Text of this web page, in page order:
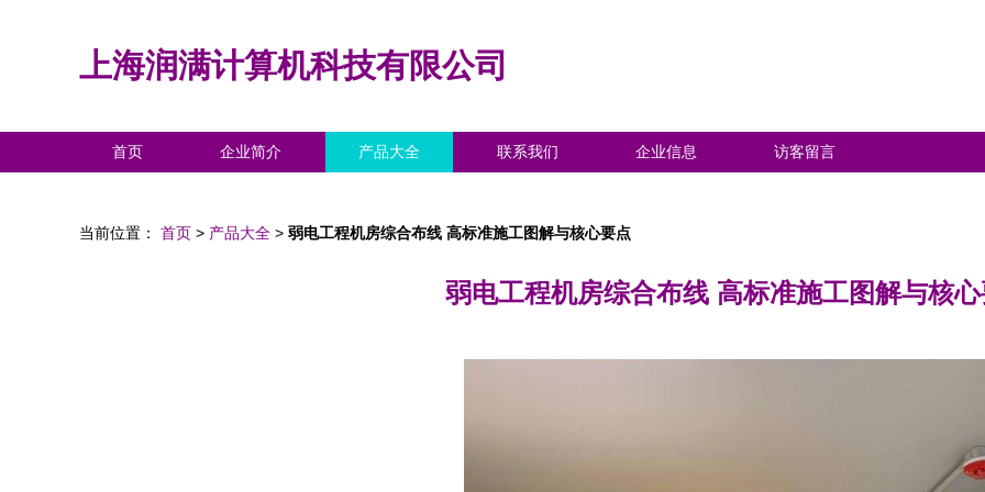
上海润满计算机科技有限公司
首页 企业简介 产品大全 联系我们 企业信息 访客留言
当前位置： 首页 > 产品大全 > 弱电工程机房综合布线 高标准施工图解与核心要点
弱电工程机房综合布线 高标准施工图解与核